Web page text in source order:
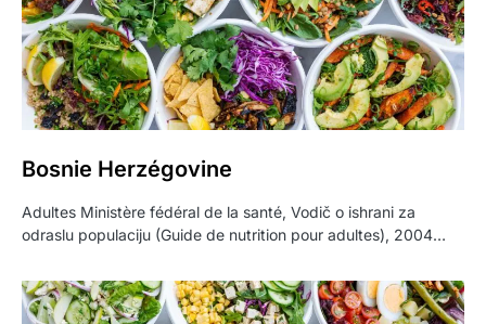
Bosnie Herzégovine
Adultes Ministère fédéral de la santé, Vodič o ishrani za
odraslu populaciju (Guide de nutrition pour adultes), 2004…